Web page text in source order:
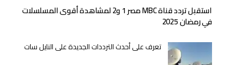
استقبل تردد قناة MBC مصر 1 و2 لمشاهدة أقوى المسلسلات
في رمضان 2025
تعرف على أحدث الترددات الجديدة على النايل سات